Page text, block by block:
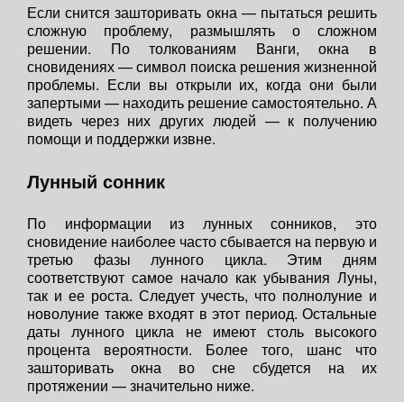
Если снится зашторивать окна — пытаться решить
сложную проблему, размышлять о сложном
решении. По толкованиям Ванги, окна в
сновидениях — символ поиска решения жизненной
проблемы. Если вы открыли их, когда они были
запертыми — находить решение самостоятельно. А
видеть через них других людей — к получению
помощи и поддержки извне.
Лунный сонник
По информации из лунных сонников, это
сновидение наиболее часто сбывается на первую и
третью фазы лунного цикла. Этим дням
соответствуют самое начало как убывания Луны,
так и ее роста. Следует учесть, что полнолуние и
новолуние также входят в этот период. Остальные
даты лунного цикла не имеют столь высокого
процента вероятности. Более того, шанс что
зашторивать окна во сне сбудется на их
протяжении — значительно ниже.